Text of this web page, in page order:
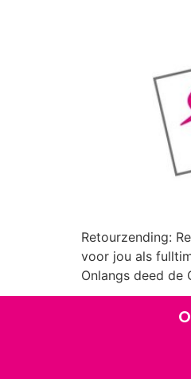
Retourzending:
voor jou als
Onlangs deed de